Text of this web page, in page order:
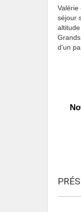
Valérie
séjour
d'un